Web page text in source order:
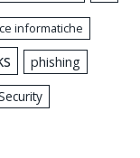
informatiche
phishing